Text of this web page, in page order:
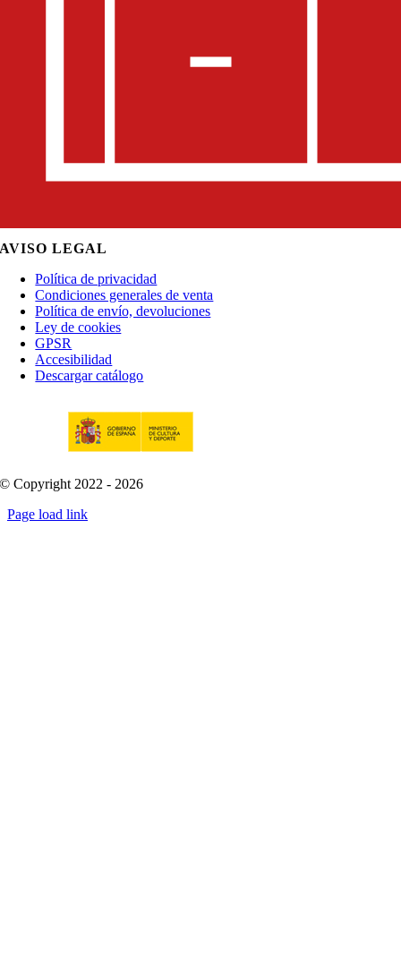
AVISO LEGAL
Política de privacidad
Condiciones generales de venta
Política de envío, devoluciones
Ley de cookies
GPSR
Accesibilidad
Descargar catálogo
© Copyright 2022 - 2026
Page load link